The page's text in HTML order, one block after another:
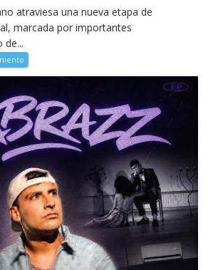
atraviesa una nueva etapa de
marcada por importantes
de...